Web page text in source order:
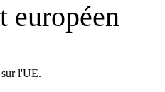
européen
sur l'UE.